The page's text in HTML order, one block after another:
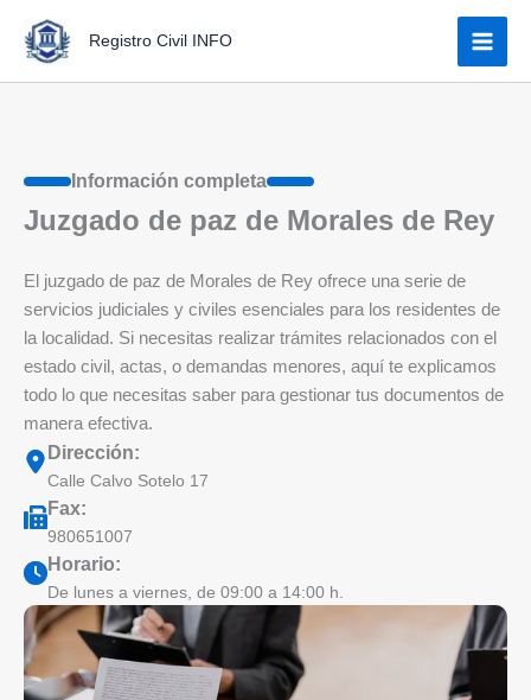
contenido
Registro Civil INFO
Información completa
Juzgado de paz de Morales de Rey
El juzgado de paz de Morales de Rey ofrece una serie de
servicios judiciales y civiles esenciales para los residentes de
la localidad. Si necesitas realizar trámites relacionados con el
estado civil, actas, o demandas menores, aquí te explicamos
todo lo que necesitas saber para gestionar tus documentos de
manera efectiva.
Dirección:
Calle Calvo Sotelo 17
Fax:
980651007
Horario:
De lunes a viernes, de 09:00 a 14:00 h.